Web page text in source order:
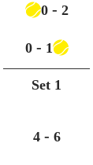
0 - 2
0- 1
Set 1
4 - 6